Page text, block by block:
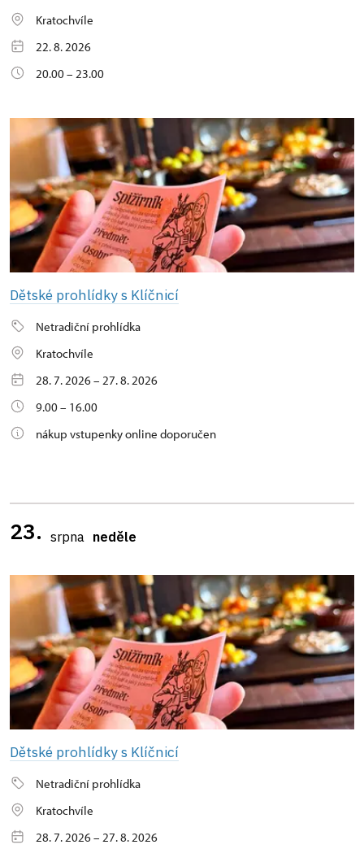
Kratochvíle
22. 8. 2026
20.00 – 23.00
Dětské prohlídky s Klíčnicí
Netradiční prohlídka
Kratochvíle
28. 7. 2026 – 27. 8. 2026
9.00 – 16.00
nákup vstupenky online doporučen
23. srpna neděle
Dětské prohlídky s Klíčnicí
Netradiční prohlídka
Kratochvíle
28. 7. 2026 – 27. 8. 2026